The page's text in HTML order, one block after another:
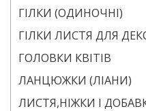
ГІЛКИ (ОДИНОЧНІ)
ГІЛКИ ЛИСТЯ ДЛЯ
ГОЛОВКИ КВІТІВ
ЛАНЦЮЖКИ (ЛІАНИ)
ЛИСТЯ,НІЖКИ І